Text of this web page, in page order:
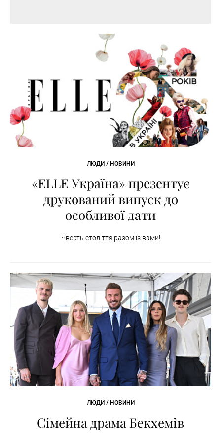
ЛЮДИ / НОВИНИ
«ELLE Україна» презентує
друкований випуск до
особливої дати
Чверть століття разом із вами!
ЛЮДИ / НОВИНИ
Сімейна драма Бекхемів